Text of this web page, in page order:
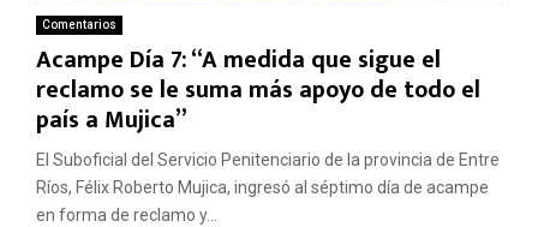
Comentarios
Acampe Día 7: “A medida que sigue el
reclamo se le suma más apoyo de todo el
país a Mujica”
El Suboficial del Servicio Penitenciario de la provincia de Entre
Ríos, Félix Roberto Mujica, ingresó al séptimo día de acampe
en forma de reclamo y...